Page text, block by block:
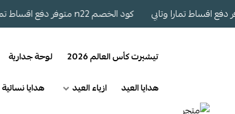
كود الخصم n22 متوفر دفع اقساط تمارا وتابي
تيشيرت كأس العالم 2026 لوحة جدارية
هدايا العيد
ازياء العيد هدايا نسائية